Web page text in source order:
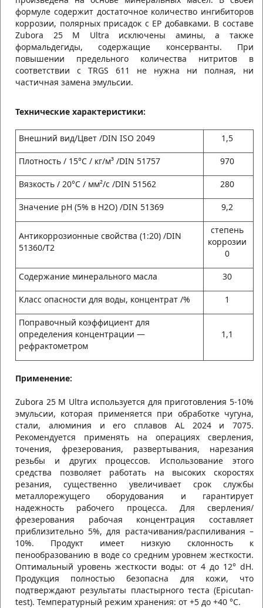
формуле содержит достаточное количество ингибиторов
коррозии, полярных присадок с EP добавками. В составе
Zubora 25 M Ultra исключены амины, а также
формальдегиды, содержащие консерванты. При
повышении предельного количества нитритов в
соответствии с TRGS 611 не нужна ни полная, ни
частичная замена эмульсии.
Технические характеристики:
Внешний вид/Цвет /DIN ISO 2049 1,5
Плотность / 15°С / кг/м³ /DIN 51757 970
Вязкость / 20°С / мм²/с /DIN 51562 280
Значение pH (5% в H2O) /DIN 51369 9,2
Антикоррозионные свойства (1:20) /DIN
51360/T2
степень
коррозии
0
Содержание минерального масла 30
Класс опасности для воды, концентрат /% 1
Поправочный коэффициент для
определения концентрации —
рефрактометром
1,1
Применение:
Zubora 25 M Ultra используется для приготовления 5-10%
эмульсии, которая применяется при обработке чугуна,
стали, алюминия и его сплавов AL 2024 и 7075.
Рекомендуется применять на операциях сверления,
точения, фрезерования, развертывания, нарезания
резьбы и других процессов. Использование этого
средства позволяет работать на высоких скоростях
резания, существенно увеличивает срок службы
металлорежущего оборудования и гарантирует
надежность рабочего процесса. Для сверления/
фрезерования рабочая концентрация составляет
приблизительно 5%, для растачивания/распиливания –
10%. Продукт имеет низкую склонность к
пенообразованию в воде со средним уровнем жесткости.
Оптимальный уровень жесткости воды: от 4 до 12° dH.
Продукция полностью безопасна для кожи, что
подтверждают результаты пластырного теста (Epicutan-
test). Температурный режим хранения: от +5 до +40 °С.